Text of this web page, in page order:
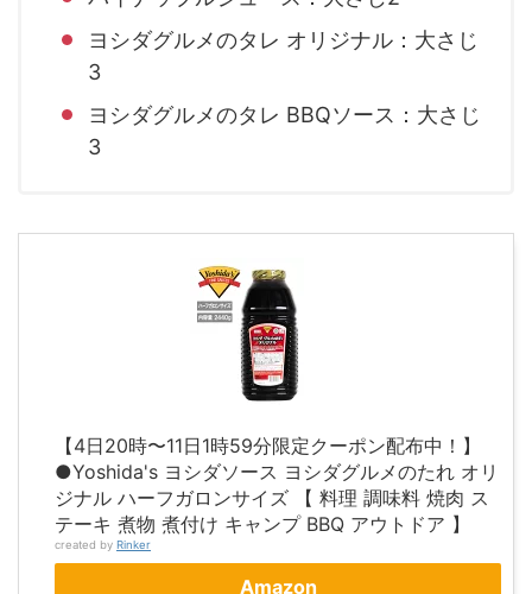
ヨシダグルメのタレ オリジナル：大さじ
3
ヨシダグルメのタレ BBQソース：大さじ
3
【4日20時〜11日1時59分限定クーポン配布中！】
●Yoshida's ヨシダソース ヨシダグルメのたれ オリ
ジナル ハーフガロンサイズ 【 料理 調味料 焼肉 ス
テーキ 煮物 煮付け キャンプ BBQ アウトドア 】
created by Rinker
Amazon